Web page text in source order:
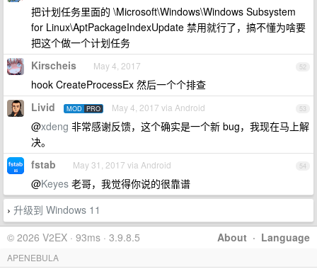
把计划任务里面的 \Microsoft\Windows\Windows Subsystem
for Linux\AptPackageIndexUpdate 禁用就行了，搞不懂为啥要
把这个做一个计划任务
52
Kirscheis May 4, 2017
hook CreateProcessEx 然后一个个排查
53
Livid MOD PRO May 4, 2017 via Android
@xdeng 非常感谢反馈，这个确实是一个新 bug，我现在马上解
决。
54
fstab May 31, 2017 via Android
@Keyes 老哥，我觉得你说的很靠谱
› 升级到 Windows 11
About · Language
© 2026 V2EX · 93ms · 3.9.8.5
APENEBULA